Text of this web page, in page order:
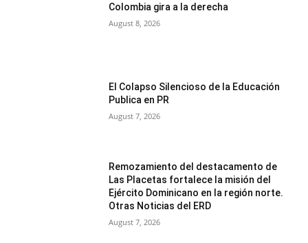
Colombia gira a la derecha
August 8, 2026
El Colapso Silencioso de la Educación
Publica en PR
August 7, 2026
Remozamiento del destacamento de
Las Placetas fortalece la misión del
Ejército Dominicano en la región norte.
Otras Noticias del ERD
August 7, 2026